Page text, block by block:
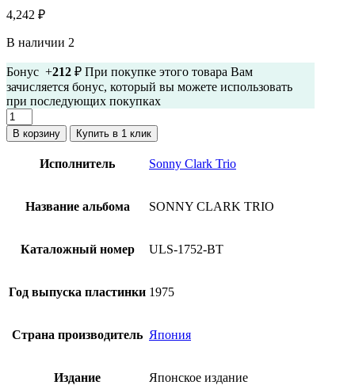
4,242 ₽
В наличии 2
Бонус +212 ₽ При покупке этого товара Вам
зачисляется бонус, который вы можете использовать
при последующих покупках
Количество
товара
Sonny
Sonny
Clark
(Виниловая
пластинка,
1975,
ОБИ)
В корзину Купить в 1 клик
Исполнитель Sonny Clark Trio
Название альбома SONNY CLARK TRIO
Каталожный номер ULS-1752-BT
Год выпуска пластинки 1975
Страна производитель Япония
Издание Японское издание